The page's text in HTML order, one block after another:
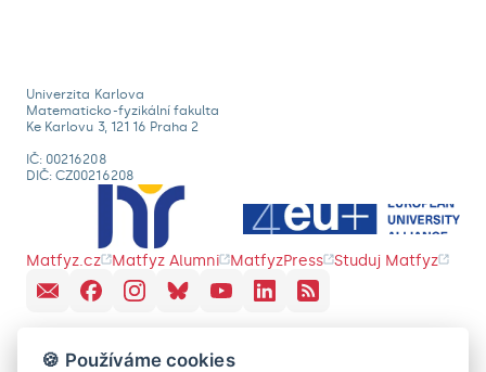
Univerzita Karlova
Matematicko-fyzikální fakulta
Ke Karlovu 3, 121 16 Praha 2
IČ: 00216208
DIČ: CZ00216208
Matfyz.cz Matfyz Alumni MatfyzPress Studuj Matfyz
🍪 Používáme cookies